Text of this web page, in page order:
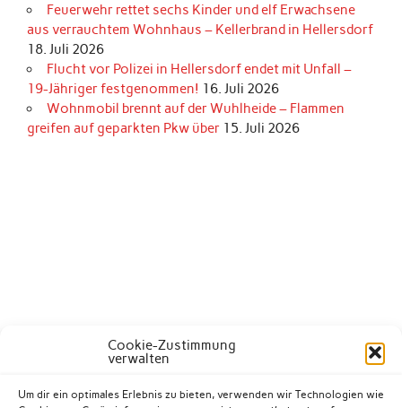
Cookie-Zustimmung
verwalten
Um dir ein optimales Erlebnis zu bieten, verwenden wir Technologien wie
Feuerwehr rettet sechs Kinder und elf Erwachsene
aus verrauchtem Wohnhaus – Kellerbrand in Hellersdorf
18. Juli 2026
Flucht vor Polizei in Hellersdorf endet mit Unfall –
19-Jähriger festgenommen! 16. Juli 2026
Wohnmobil brennt auf der Wuhlheide – Flammen
greifen auf geparkten Pkw über 15. Juli 2026